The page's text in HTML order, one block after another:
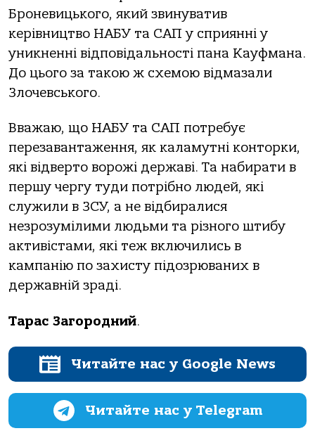
Броневицького, який звинуватив
керівництво НАБУ та САП у сприянні у
уникненні відповідальності пана Кауфмана.
До цього за такою ж схемою відмазали
Злочевського.
Вважаю, що НАБУ та САП потребує
перезавантаження, як каламутні конторки,
які відверто ворожі державі. Та набирати в
першу чергу туди потрібно людей, які
служили в ЗСУ, а не відбиралися
незрозумілими людьми та різного штибу
активістами, які теж включились в
кампанію по захисту підозрюваних в
державній зраді.
Тарас Загородний.
Читайте нас у Google News
Читайте нас у Telegram